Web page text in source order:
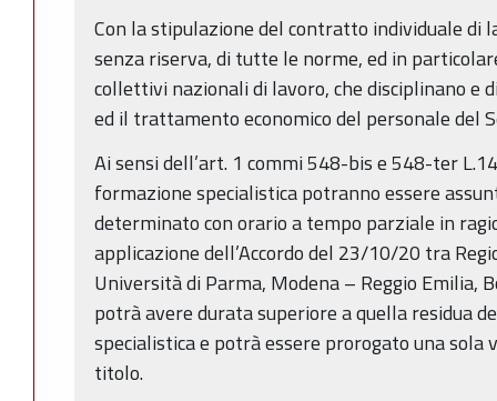
Con la stipulazione del contratto individuale di
senza riserva, di tutte le norme, ed in
collettivi nazionali di lavoro, che disciplinano e
ed il trattamento economico del personale del
Ai sensi dell’art. 1 commi 548-bis e 548-ter
formazione specialistica potranno essere
determinato con orario a tempo parziale in
applicazione dell’Accordo del 23/10/20 tra
Università di Parma, Modena – Reggio Emilia,
potrà avere durata superiore a quella residua
specialistica e potrà essere prorogato una
titolo.